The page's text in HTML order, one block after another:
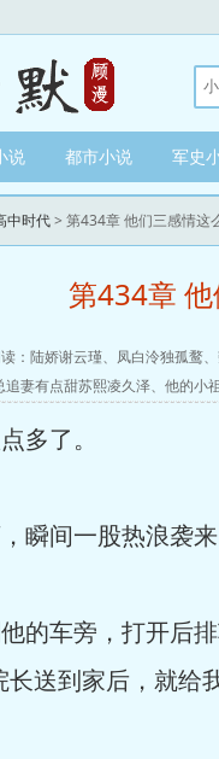
说 都市小说 军史
中时代> 第434章 他们三感情这
第434章
： 陆娇谢云瑾、 凤白泠独孤鹜、
追妻有点甜苏熙凌久泽、 他的小
多了。
瞬间一股热浪袭来
的车旁，打开后
送到家后，就给